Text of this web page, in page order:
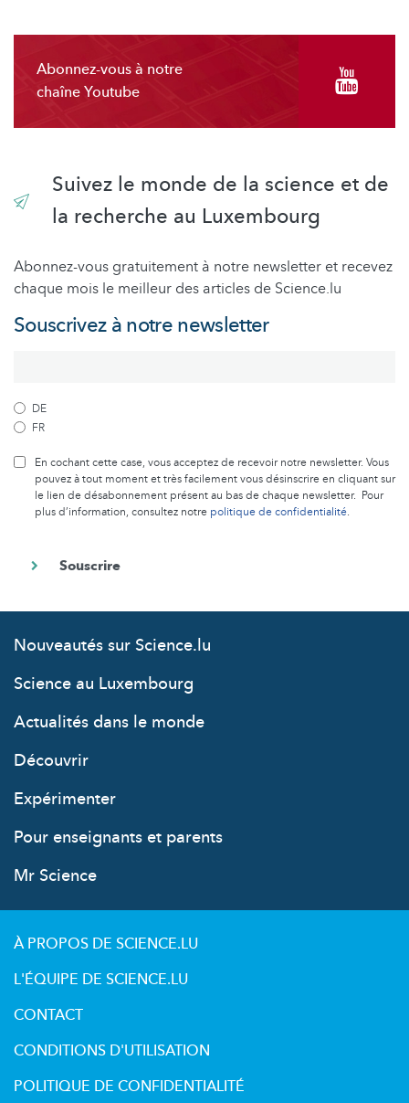
Abonnez-vous à notre
chaîne Youtube
Suivez le monde de la science et de
la recherche au Luxembourg
Abonnez-vous gratuitement à notre newsletter et recevez
chaque mois le meilleur des articles de Science.lu
Souscrivez à notre newsletter
DE
FR
En cochant cette case, vous acceptez de recevoir notre newsletter. Vous
pouvez à tout moment et très facilement vous désinscrire en cliquant sur
le lien de désabonnement présent au bas de chaque newsletter. Pour
plus d’information, consultez notre politique de confidentialité.
Nouveautés sur Science.lu
Science au Luxembourg
Actualités dans le monde
Découvrir
Expérimenter
Pour enseignants et parents
Mr Science
À PROPOS DE SCIENCE.LU
L'ÉQUIPE DE SCIENCE.LU
CONTACT
CONDITIONS D'UTILISATION
POLITIQUE DE CONFIDENTIALITÉ